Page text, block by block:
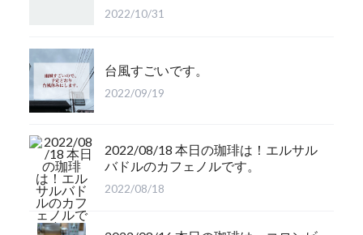
2022/10/31
台風すごいです。
2022/09/19
2022/08/18 本日の珈琲は！エルサル
バドルのカフェノルです。
2022/08/18